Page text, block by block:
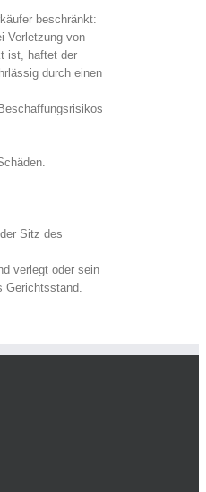
beschränkt:
Verletzung von
ist, haftet der
durch einen
Sitz des
verlegt oder sein
Gerichtsstand.